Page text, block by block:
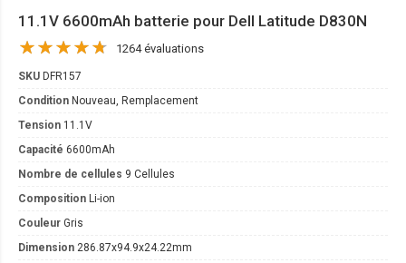
11.1V 6600mAh batterie pour Dell Latitude D830N
1264 évaluations
SKU DFR157
Condition Nouveau, Remplacement
Tension 11.1V
Capacité 6600mAh
Nombre de cellules 9 Cellules
Composition Li-ion
Couleur Gris
Dimension 286.87x94.9x24.22mm